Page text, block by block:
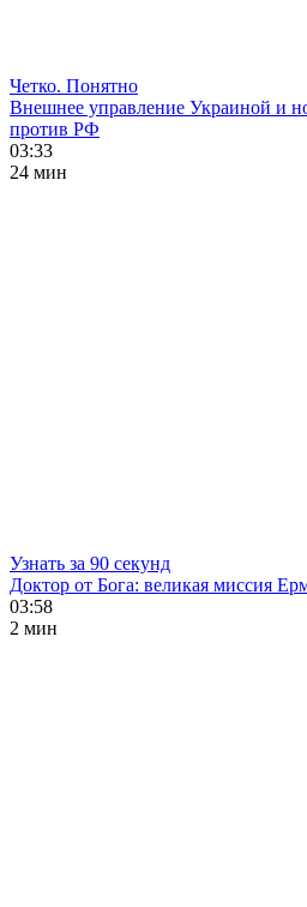
Четко. Понятно
Внешнее управление Украиной и
против РФ
03:33
24 мин
Узнать за 90 секунд
Доктор от Бога: великая миссия
03:58
2 мин